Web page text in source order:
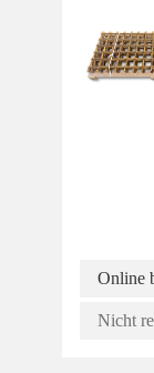
Online
Nicht